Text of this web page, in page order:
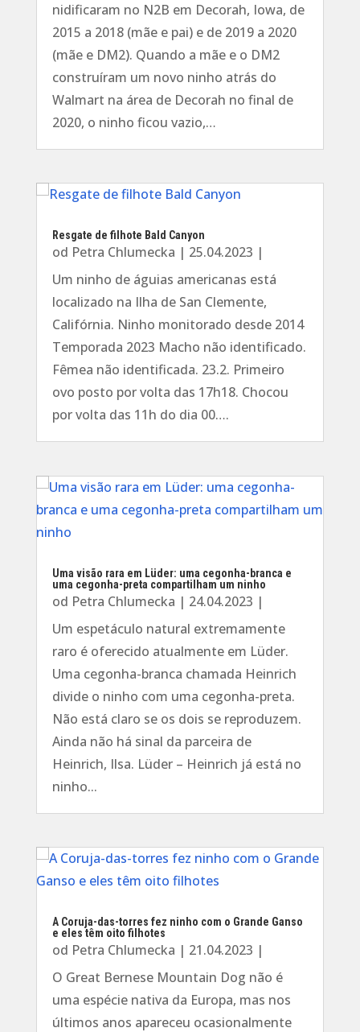
nidificaram no N2B em Decorah, Iowa, de
2015 a 2018 (mãe e pai) e de 2019 a 2020
(mãe e DM2). Quando a mãe e o DM2
construíram um novo ninho atrás do
Walmart na área de Decorah no final de
2020, o ninho ficou vazio,…
Resgate de filhote Bald Canyon
od Petra Chlumecka | 25.04.2023 |
Um ninho de águias americanas está
localizado na Ilha de San Clemente,
Califórnia. Ninho monitorado desde 2014
Temporada 2023 Macho não identificado.
Fêmea não identificada. 23.2. Primeiro
ovo posto por volta das 17h18. Chocou
por volta das 11h do dia 00….
Uma visão rara em Lüder: uma cegonha-branca e
uma cegonha-preta compartilham um ninho
od Petra Chlumecka | 24.04.2023 |
Um espetáculo natural extremamente
raro é oferecido atualmente em Lüder.
Uma cegonha-branca chamada Heinrich
divide o ninho com uma cegonha-preta.
Não está claro se os dois se reproduzem.
Ainda não há sinal da parceira de
Heinrich, Ilsa. Lüder – Heinrich já está no
ninho...
A Coruja-das-torres fez ninho com o Grande Ganso
e eles têm oito filhotes
od Petra Chlumecka | 21.04.2023 |
O Great Bernese Mountain Dog não é
uma espécie nativa da Europa, mas nos
últimos anos apareceu ocasionalmente